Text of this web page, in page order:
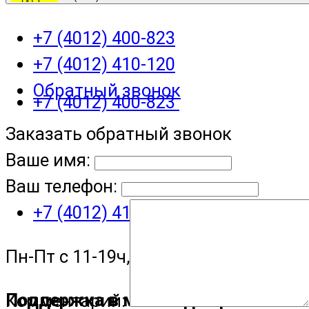
+7 (4012) 400-823
+7 (4012) 410-120
Пн-Пт с 11-19ч, Сб с 11-15ч
Поддержка в мессенджере
+7 (4012) 400-823
+7 (4012) 410-120
Обратный звонок
Заказать обратный звонок
Ваше имя:
Ваш телефон:
Комментарий: